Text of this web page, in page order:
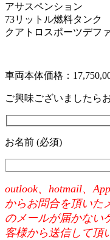
アサスペンション
73リットル燃料タンク
クアトロスポーツデフ
車両本体価格：
ご興味ございましたら
お名前 (必須)
outlook、hotmail、
からお問合を頂いた
のメールが届かない
客様から送信して頂